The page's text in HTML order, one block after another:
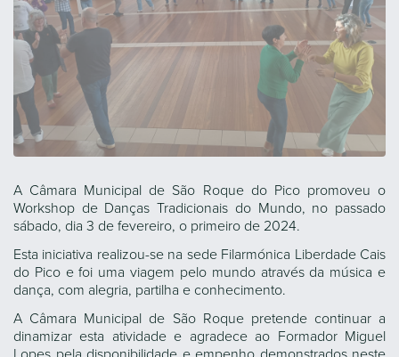
A Câmara Municipal de São Roque do Pico promoveu o
Workshop de Danças Tradicionais do Mundo, no passado
sábado, dia 3 de fevereiro, o primeiro de 2024.
Esta iniciativa realizou-se na sede Filarmónica Liberdade Cais
do Pico e foi uma viagem pelo mundo através da música e
dança, com alegria, partilha e conhecimento.
A Câmara Municipal de São Roque pretende continuar a
dinamizar esta atividade e agradece ao Formador Miguel